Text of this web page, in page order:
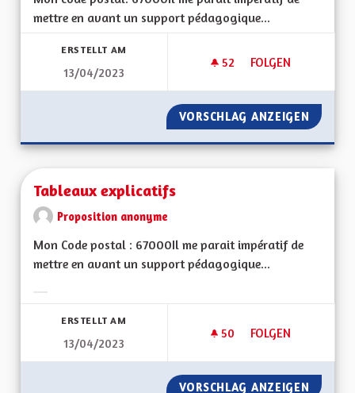
mettre en avant un support pédagogique...
ERSTELLT AM
13/04/2023
52 52 FOLLOWER
FOLGEN
TABLEAUX
VORSCHLAG ANZEIGEN
Tableaux explicatifs
Proposition anonyme
Mon Code postal : 67000Il me parait impératif de
mettre en avant un support pédagogique...
ERSTELLT AM
13/04/2023
50 50 FOLLOWER
FOLGEN
TABLEAUX
VORSCHLAG ANZEIGEN